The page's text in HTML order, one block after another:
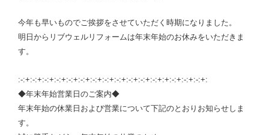
今年も早いものでご挨拶をさせていただく時期になりました。
明日からリブウェルリフォームは年末年始のお休みをいただきま
す。
:-:+:-:+:-:+:-:+:-:+:-:+:-:+:-:+:-:+:-:+:-:+:-:+:+:-:+:-:+:-:+:
◆年末年始営業日のご案内◆
年末年始の休業日および営業について下記のとおりお知らせしま
す。